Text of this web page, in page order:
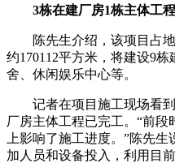
3栋在建厂房1栋主体工
陈先生介绍，该项目占
约170112平方米，将建设9
舍、休闲娱乐中心等。
记者在项目施工现场看
厂房主体工程已完工。“前
上影响了施工进度。”陈先
加人员和设备投入，利用目